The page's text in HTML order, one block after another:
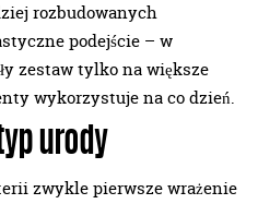
rozbudowanych
podejście – w
zestaw tylko na większe
wykorzystuje na co dzień.
urody
zwykle pierwsze wrażenie